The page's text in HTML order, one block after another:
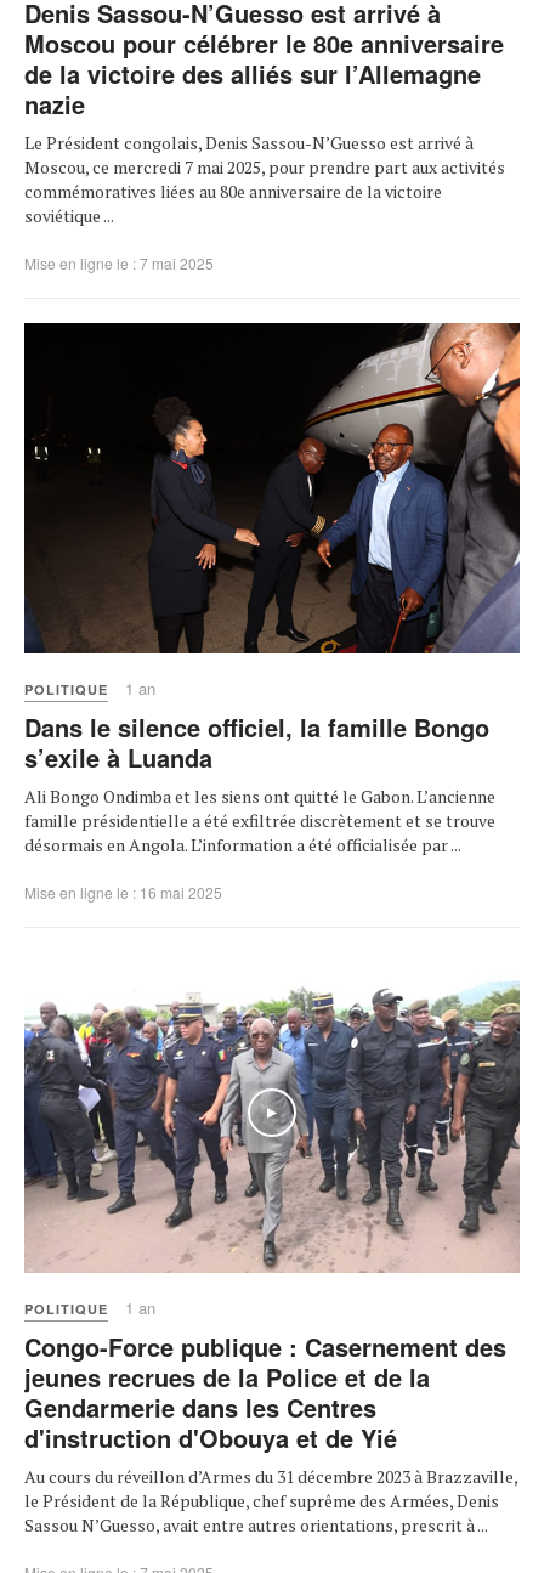
Denis Sassou-N’Guesso est arrivé à
Moscou pour célébrer le 80e anniversaire
de la victoire des alliés sur l’Allemagne
nazie
Le Président congolais, Denis Sassou-N’Guesso est arrivé à
Moscou, ce mercredi 7 mai 2025, pour prendre part aux activités
commémoratives liées au 80e anniversaire de la victoire
soviétique ...
Mise en ligne le : 7 mai 2025
POLITIQUE 1 an
Dans le silence officiel, la famille Bongo
s’exile à Luanda
Ali Bongo Ondimba et les siens ont quitté le Gabon. L’ancienne
famille présidentielle a été exfiltrée discrètement et se trouve
désormais en Angola. L’information a été officialisée par ...
Mise en ligne le : 16 mai 2025
POLITIQUE 1 an
Congo-Force publique : Casernement des
jeunes recrues de la Police et de la
Gendarmerie dans les Centres
d'instruction d'Obouya et de Yié
Au cours du réveillon d’Armes du 31 décembre 2023 à Brazzaville,
le Président de la République, chef suprême des Armées, Denis
Sassou N’Guesso, avait entre autres orientations, prescrit à ...